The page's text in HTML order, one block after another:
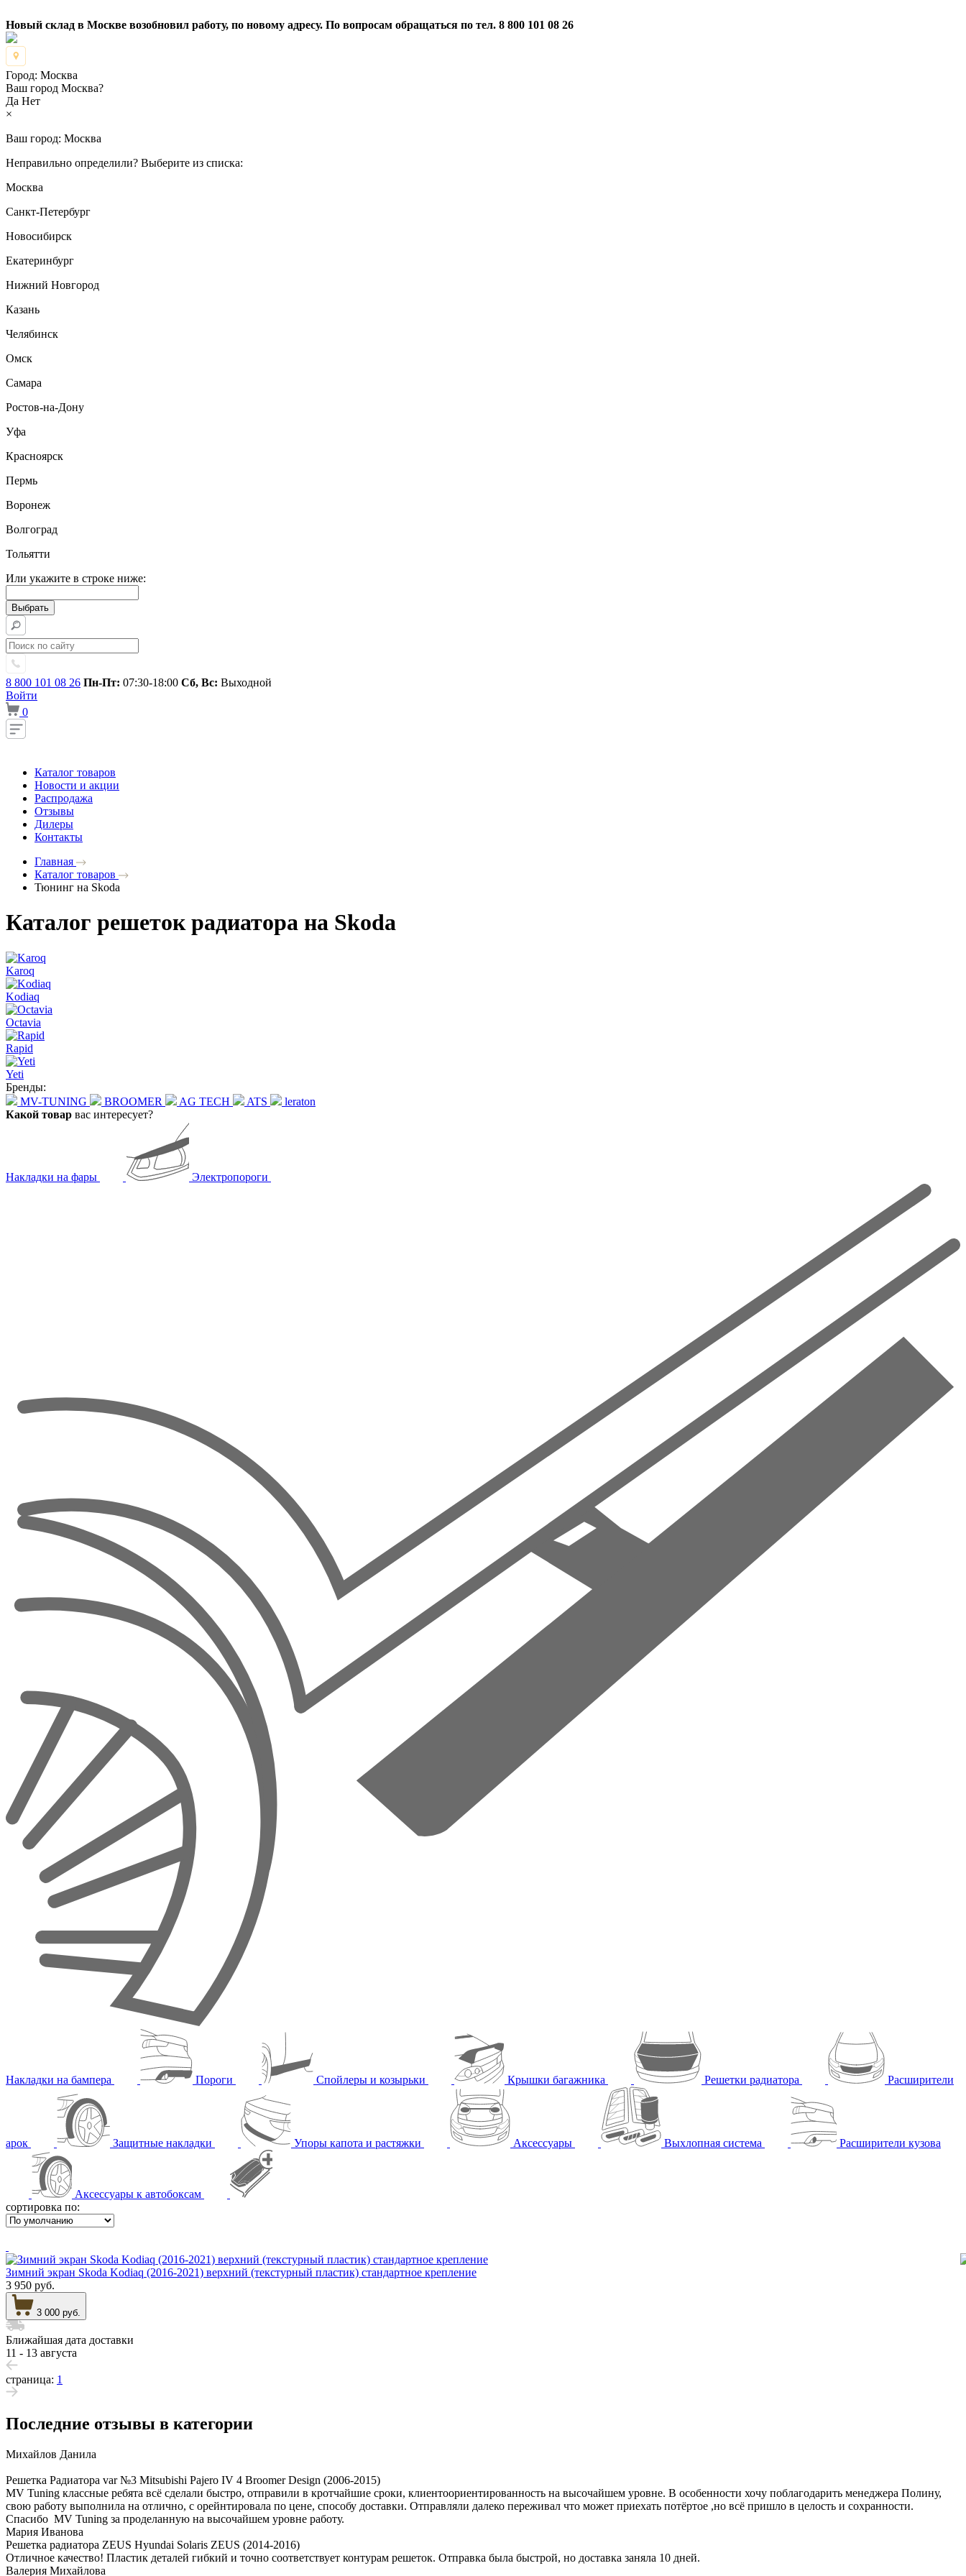
Новый склад в Москве возобновил работу, по новому адресу. По вопросам обращаться по тел. 8 800 101 08 26
Город: Москва
Ваш город Москва?
Да Нет
×
Ваш город: Москва
Неправильно определили? Выберите из списка:
Москва
Санкт-Петербург
Новосибирск
Екатеринбург
Нижний Новгород
Казань
Челябинск
Омск
Самара
Ростов-на-Дону
Уфа
Красноярск
Пермь
Воронеж
Волгоград
Тольятти
Или укажите в строке ниже:
8 800 101 08 26 Пн-Пт: 07:30-18:00 Сб, Вс: Выходной
Войти
0
Каталог товаров
Новости и акции
Распродажа
Отзывы
Дилеры
Контакты
Главная
Каталог товаров
Тюнинг на Skoda
Каталог решеток радиатора на Skoda
Karoq
Kodiaq
Octavia
Rapid
Yeti
Бренды:
MV-TUNING
BROOMER AG TECH ATS
leraton
Какой товар вас интересует?
Накладки на фары Электропороги
Накладки на бампера Пороги Спойлеры и козырьки Крышки багажника Решетки радиатора Расширители
арок Защитные накладки Упоры капота и растяжки Аксессуары Выхлопная система Расширители кузова
Аксессуары к автобоксам
сортировка по:
Зимний экран Skoda Kodiaq (2016-2021) верхний (текстурный пластик) стандартное крепление
3 950 руб.
3 000 руб.
Ближайшая дата доставки
11 - 13 августа
страница: 1
Последние отзывы в категории
Михайлов Данила
Решетка Радиатора var №3 Mitsubishi Pajero IV 4 Broomer Design (2006-2015)
MV Tuning классные ребята всё сделали быстро, отправили в кротчайшие сроки, клиентоориентированность на высочайшем уровне. В особенности хочу поблагодарить менеджера Полину,
свою работу выполнила на отлично, с орейнтировала по цене, способу доставки. Отправляли далеко переживал что может приехать потёртое ,но всё пришло в целость и сохранности.
Спасибо MV Tuning за проделанную на высочайшем уровне работу.
Мария Иванова
Решетка радиатора ZEUS Hyundai Solaris ZEUS (2014-2016)
Отличное качество! Пластик деталей гибкий и точно соответствует контурам решеток. Отправка была быстрой, но доставка заняла 10 дней.
Валерия Михайлова